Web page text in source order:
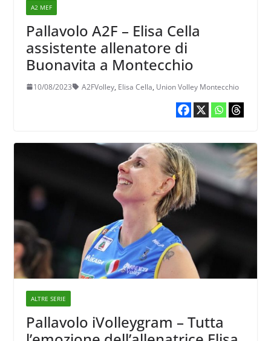
A2 MEF
Pallavolo A2F – Elisa Cella
assistente allenatore di
Buonavita a Montecchio
10/08/2023 A2FVolley, Elisa Cella, Union Volley Montecchio
ALTRE SERIE
Pallavolo iVolleygram – Tutta